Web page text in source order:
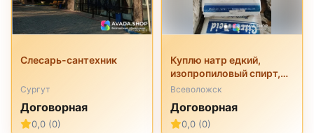
Слесарь-сантехник
Сургут
Договорная
0,0 (0)
Куплю натр едкий,
изопропиловый спирт,
перкарбонат натрия,
другую химию
неликвиды
Всеволожск
Договорная
0,0 (0)